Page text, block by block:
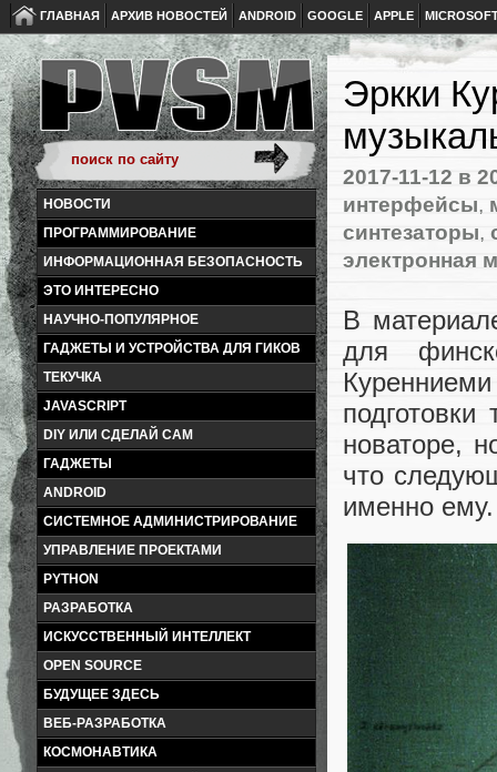
ГЛАВНАЯ АРХИВ НОВОСТЕЙ ANDROID GOOGLE APPLE
НОВОСТИ
ПРОГРАММИРОВАНИЕ
ИНФОРМАЦИОННАЯ БЕЗОПАСНОСТЬ
ЭТО ИНТЕРЕСНО
НАУЧНО-ПОПУЛЯРНОЕ
ГАДЖЕТЫ И УСТРОЙСТВА ДЛЯ ГИКОВ
ТЕКУЧКА
JAVASCRIPT
DIY ИЛИ СДЕЛАЙ САМ
ГАДЖЕТЫ
ANDROID
СИСТЕМНОЕ АДМИНИСТРИРОВАНИЕ
УПРАВЛЕНИЕ ПРОЕКТАМИ
PYTHON
РАЗРАБОТКА
ИСКУССТВЕННЫЙ ИНТЕЛЛЕКТ
OPEN SOURCE
БУДУЩЕЕ ЗДЕСЬ
ВЕБ-РАЗРАБОТКА
КОСМОНАВТИКА
Эркки
2017-11-12 в
интерфейсы,
синтезаторы,
электронная
В
для
новаторе,
что
именно ему.